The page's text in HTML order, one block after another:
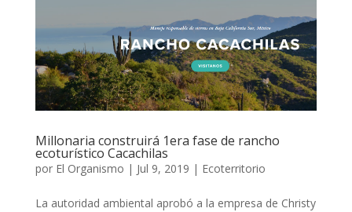
Millonaria construirá 1era fase de rancho
ecoturístico Cacachilas
por El Organismo | Jul 9, 2019 | Ecoterritorio
La autoridad ambiental aprobó a la empresa de Christy